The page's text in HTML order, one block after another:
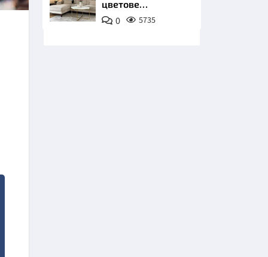
цветове
превземат
всекидневната
0 5735